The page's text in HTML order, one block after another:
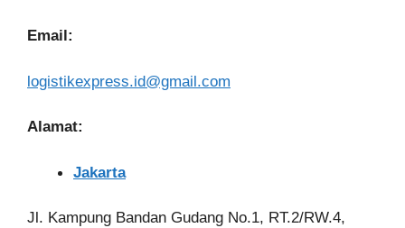
Email:
logistikexpress.id@gmail.com
Alamat:
Jakarta
Jl. Kampung Bandan Gudang No.1, RT.2/RW.4,